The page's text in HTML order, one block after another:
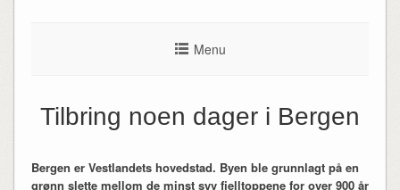
Menu
Tilbring noen dager i Bergen
Bergen er Vestlandets hovedstad. Byen ble grunnlagt på en
grønn slette mellom de minst syv fjelltoppene for over 900 år